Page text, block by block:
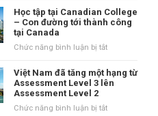
cho
những
sự
nghiệp
tế
học
Thụy
–
và
Làm
Học tập tại Canadian College
– Con đường tới thành công
tại Canada
Chức năng bình luận bị tắtở
tập
tại
College
Việt Nam đã tăng một hạng từ
Assessment Level 3 lên
Assessment Level 2
Chức năng bình luận bị tắtở